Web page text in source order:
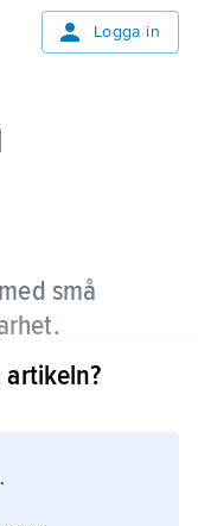
Logga in
små
av augusti,